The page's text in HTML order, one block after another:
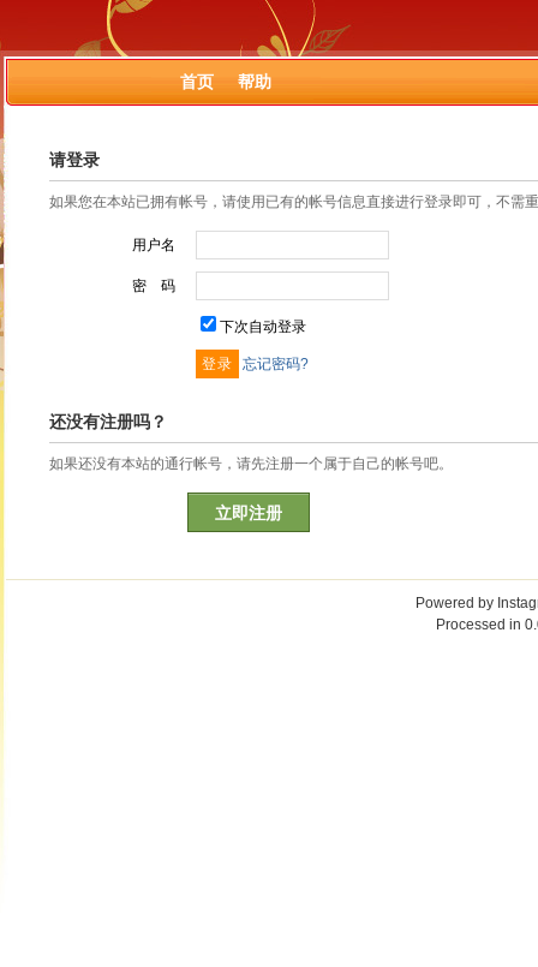
首页 帮助
请登录
如果您在本站已拥有帐号，请使用已有的帐号信息直接进行登录即可，不需
用户名
密 码
下次自动登录
忘记密码?
还没有注册吗？
如果还没有本站的通行帐号，请先注册一个属于自己的帐号吧。
立即注册
Powered by
Processed in